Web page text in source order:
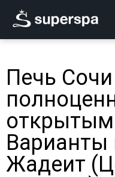
Печь
Варианты
Жадеит